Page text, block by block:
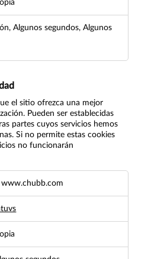
Algunos segundos, Algunos
el sitio ofrezca una mejor
Pueden ser establecidas
partes cuyos servicios hemos
Si no permite estas cookies
no funcionarán
www.chubb.com